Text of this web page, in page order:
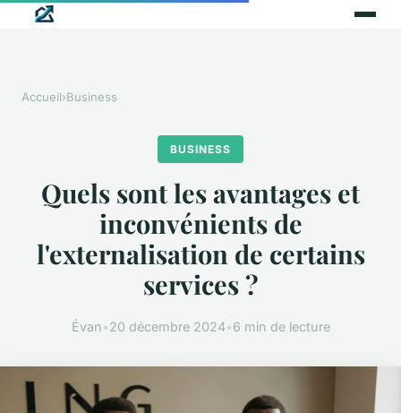
Accueil›Business
BUSINESS
Quels sont les avantages et
inconvénients de
l'externalisation de certains
services ?
Évan•20 décembre 2024•6 min de lecture